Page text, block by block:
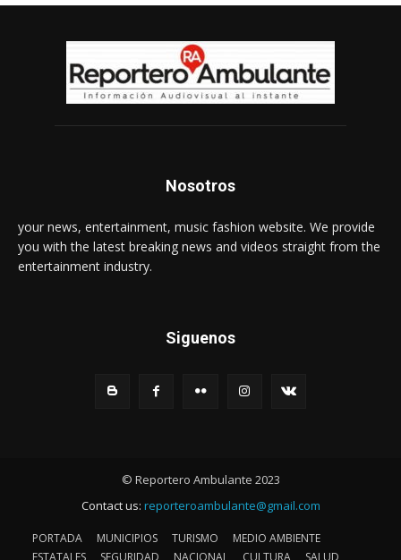
Nosotros
your news, entertainment, music fashion website. We provide
you with the latest breaking news and videos straight from the
entertainment industry.
Siguenos
© Reportero Ambulante 2023
Contact us: reporteroambulante@gmail.com
PORTADA MUNICIPIOS TURISMO
MEDIO AMBIENTE